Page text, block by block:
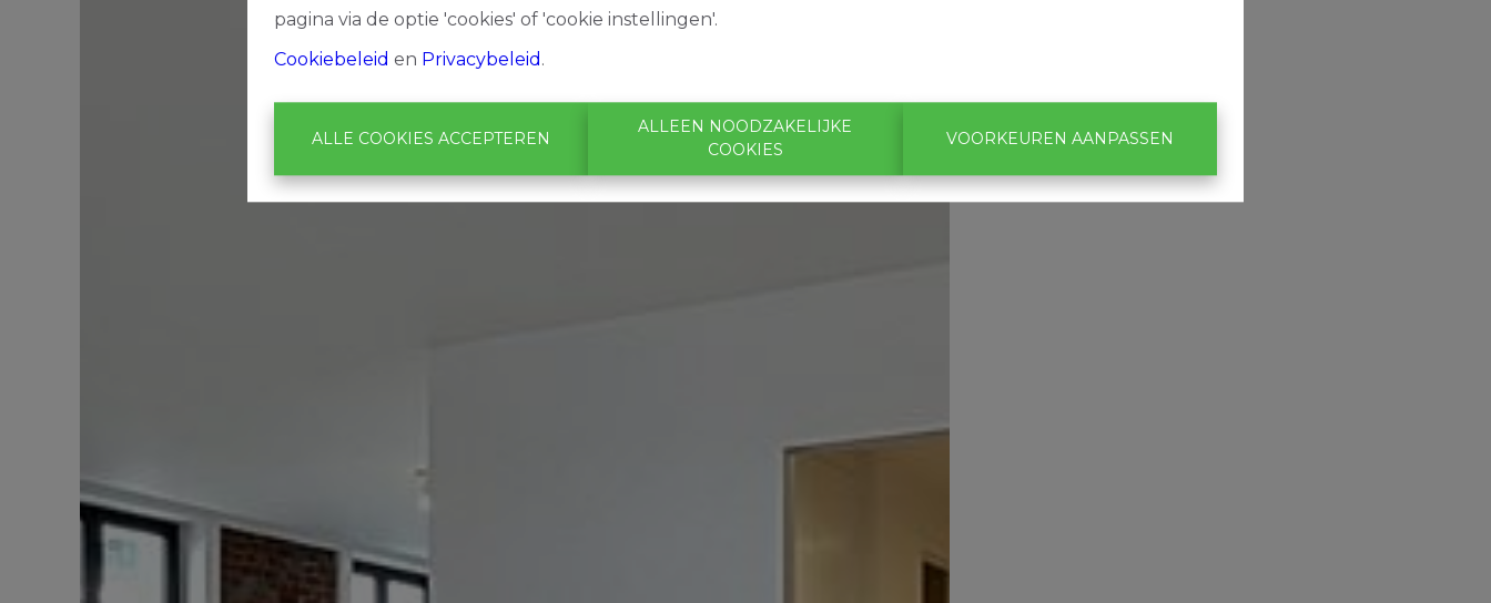
pagina via de optie 'cookies' of 'cookie instellingen'.
Cookiebeleid en Privacybeleid .
ALLE COOKIES ACCEPTEREN
ALLEEN NOODZAKELIJKE
COOKIES
VOORKEUREN AANPASSEN